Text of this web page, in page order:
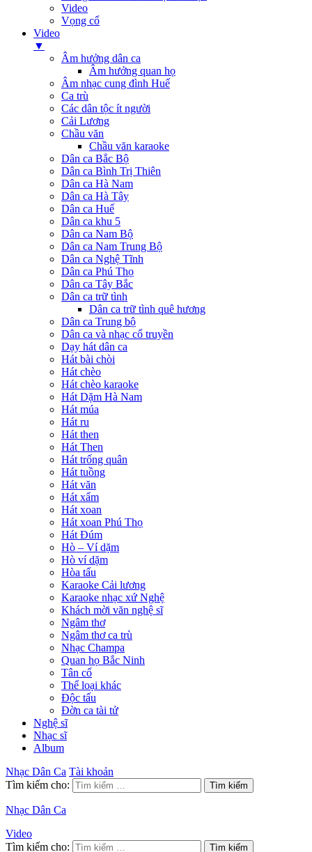
Video
Vọng cổ
Video
▼
Âm hưởng dân ca
Âm hưởng quan họ
Âm nhạc cung đình Huế
Ca trù
Các dân tộc ít người
Cải Lương
Chầu văn
Chầu văn karaoke
Dân ca Bắc Bộ
Dân ca Bình Trị Thiên
Dân ca Hà Nam
Dân ca Hà Tây
Dân ca Huế
Dân ca khu 5
Dân ca Nam Bộ
Dân ca Nam Trung Bộ
Dân ca Nghệ Tĩnh
Dân ca Phú Thọ
Dân ca Tây Bắc
Dân ca trữ tình
Dân ca trữ tình quê hương
Dân ca Trung bộ
Dân ca và nhạc cổ truyền
Dạy hát dân ca
Hát bài chòi
Hát chèo
Hát chèo karaoke
Hát Dặm Hà Nam
Hát múa
Hát ru
Hát then
Hát Then
Hát trống quân
Hát tuồng
Hát văn
Hát xẩm
Hát xoan
Hát xoan Phú Thọ
Hát Đúm
Hò – Ví dặm
Hò ví dặm
Hòa tấu
Karaoke Cải lương
Karaoke nhạc xứ Nghệ
Khách mời văn nghệ sĩ
Ngâm thơ
Ngâm thơ ca trù
Nhạc Champa
Quan họ Bắc Ninh
Tân cổ
Thể loại khác
Độc tấu
Đờn ca tài tử
Nghệ sĩ
Nhạc sĩ
Album
Nhạc Dân Ca Tài khoản
Tìm kiếm cho:
Nhạc Dân Ca
Video
Tìm kiếm cho: